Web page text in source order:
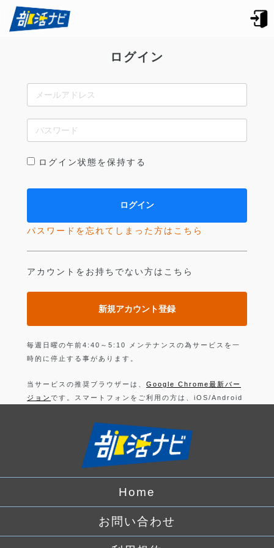
ログイン
ログイン状態を保持する
パスワードを忘れてしまった方はこちら
アカウントをお持ちでない方はこちら
新規アカウント登録
毎週日曜の午前4:40～5:10 メンテナンスの為サービスを一
時的に停止する事があります。
当サービスの推奨ブラウザーは、 Google Chrome最新バー
ジョン です。スマートフォンをご利用の方は、iOS/Android
上記以外のブラウザーでは正常に動作できない可能性があり
ますので、ご注意ください。
ログインすることにより、部活の利用規約
なります。
プライバシーポリシー をお読みください。
でログイン
Home
お問い合わせ